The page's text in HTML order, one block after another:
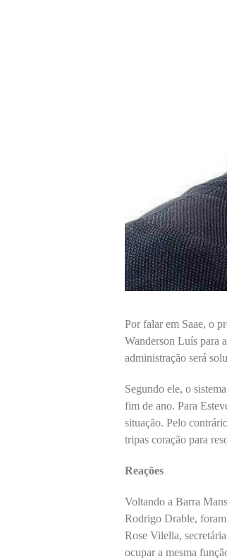
Por falar em Saae, o
Wanderson Luís para
administração será
Segundo ele, o
fim de ano. Para
situação. Pelo
tripas coração para
Reações
Voltando a Barra
Rodrigo Drable, foram
Rose Vilella,
ocupar a mesma